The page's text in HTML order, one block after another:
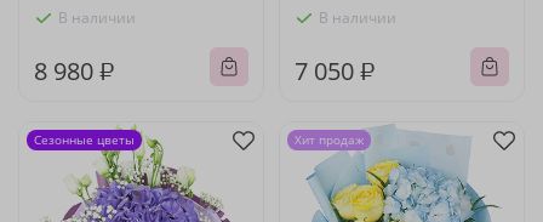
В наличии
8 980 ₽
В наличии
7 050 ₽
Сезонные цветы Хит продаж